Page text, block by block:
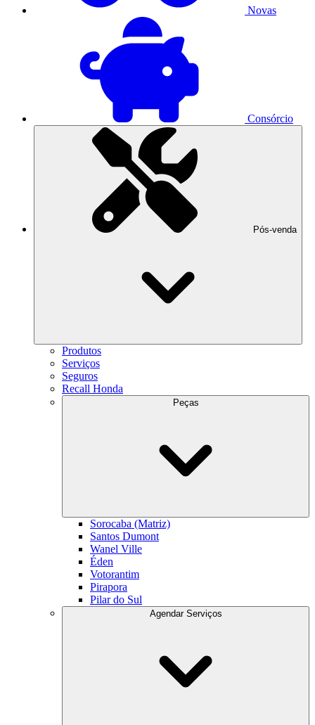
Novas
Consórcio
Pós-venda
Produtos
Serviços
Seguros
Recall Honda
Sorocaba (Matriz)
Santos Dumont
Wanel Ville
Éden
Votorantim
Pirapora
Pilar do Sul